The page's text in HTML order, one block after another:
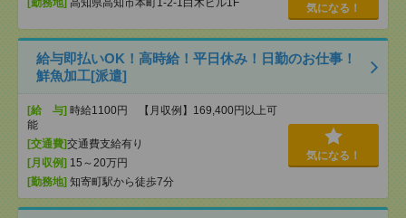
[勤務地] 高知県高知市本町1-2-1白木ビル1F 気になる！
給与即払いOK！高時給！平日休み！日勤のお仕事！
鮮魚加工[派遣]
[給 与] 時給1100円 【月収例】169,400円以上可
能
[交通費]交通費支給有り
[月収例] 15～20万円
[勤務地] 知寄町駅から徒歩7分
気になる！